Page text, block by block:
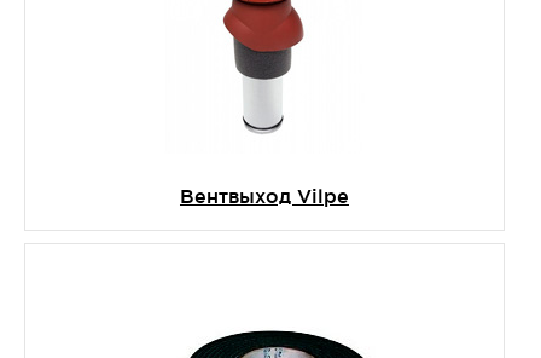
Вентвыход Vilpe